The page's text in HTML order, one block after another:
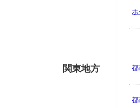
ホ
関東地方 都
都